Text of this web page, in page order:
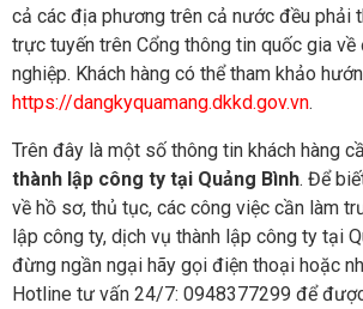
cả các địa phương trên cả nước đều phải
trực tuyến trên Cổng thông tin quốc gia về
nghiệp. Khách hàng có thể tham khảo
https://dangkyquamang.dkkd.gov.vn.
Trên đây là một số thông tin khách hàng
thành lập công ty tại Quảng Bình. Để
về hồ sơ, thủ tục, các công việc cần làm
lập công ty, dịch vụ thành lập công ty tại
đừng ngần ngại hãy gọi điện thoại hoặc
Hotline tư vấn 24/7: 0948377299 để